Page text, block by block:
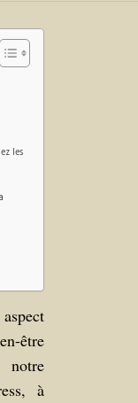
les
être
notre
à